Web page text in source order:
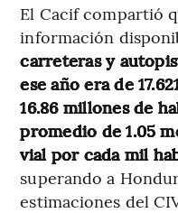
El Cacif compartió
información
carreteras y
ese año era de
16.86 millones de
promedio de 1.05
vial por cada mil
superando a
estimaciones del